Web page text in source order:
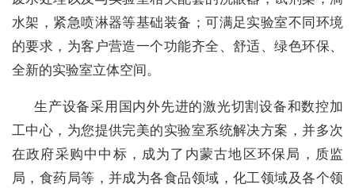
水架，紧急喷淋器等基础装备；可满足实验室不同环境
的要求，为客户营造一个功能齐全、舒适、绿色环保、
全新的实验室立体空间。
生产设备采用国内外先进的激光切割设备和数控加
工中心，为您提供完美的实验室系统解决方案，并多次
在政府采购中中标，成为了内蒙古地区环保局，质监
局，食药局等，并成为各食品领域，化工领域及各个领